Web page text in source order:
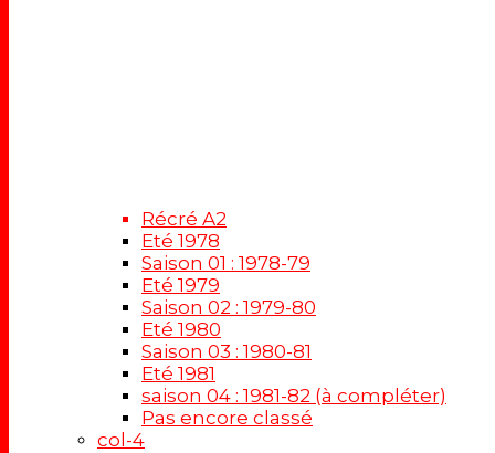
Récré A2
Eté 1978
Saison 01 : 1978-79
Eté 1979
Saison 02 : 1979-80
Eté 1980
Saison 03 : 1980-81
Eté 1981
saison 04 : 1981-82 (à compléter)
Pas encore classé
col-4